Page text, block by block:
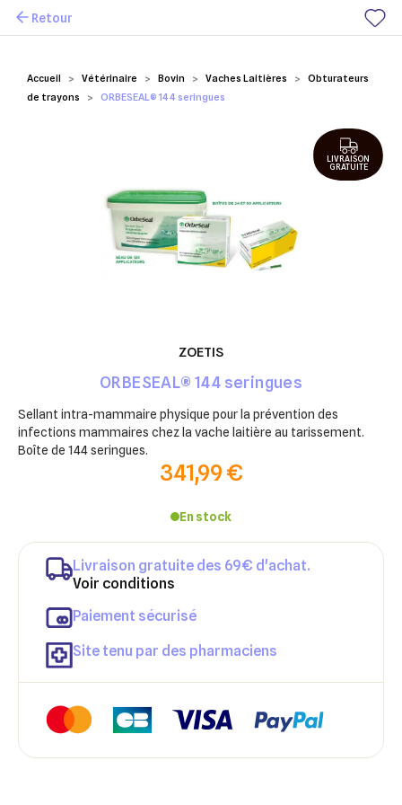
Mes favoris
Accueil Vétérinaire Bovin Vaches Laitières
Obturateurs
de trayons
ORBESEAL® 144 seringues
Retour
ZOETIS
ORBESEAL® 144 seringues
Sellant intra-mammaire physique pour la prévention des
infections mammaires chez la vache laitière au tarissement.
Boîte de 144 seringues.
341,99 €
En stock
Livraison gratuite des 69€ d'achat.
Voir conditions
Paiement sécurisé
Site tenu par des pharmaciens
LIVRAISON
GRATUITE